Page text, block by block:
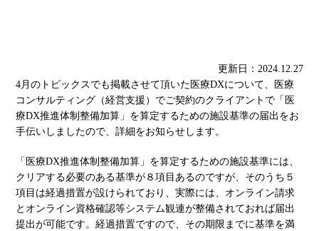
更新日：2024.12.27
4月のトピックスでも掲載させて頂いた医療DXについて、医療
コンサルティング（経営支援）でご契約のクライアントで「医
療DX推進体制整備加算」を算定するための施設基準の届出をお
手伝いしましたので、詳細をお知らせします。
「医療DX推進体制整備加算」を算定するための施設基準には、
クリアする必要のある基準が８項目あるのですが、そのうち５
項目は経過措置が設けられており、実際には、オンライン請求
とオンライン資格確認等システム観連が整備されておれば届出
提出が可能です。経過措置ですので、その期限までに基準を満